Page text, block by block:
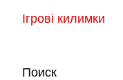
Ігрові килимки
Поиск